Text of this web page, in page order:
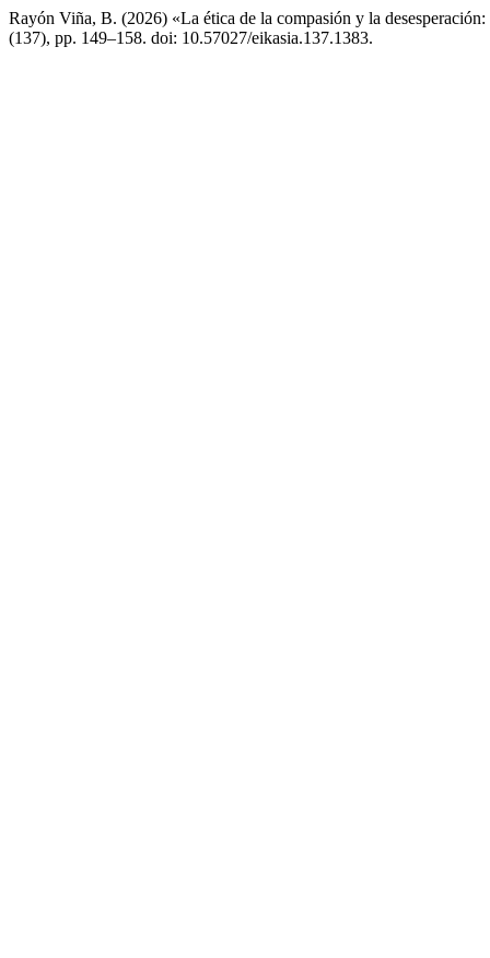
Rayón Viña, B. (2026) «La ética de la compasión y la
(137), pp. 149–158. doi: 10.57027/eikasia.137.1383.